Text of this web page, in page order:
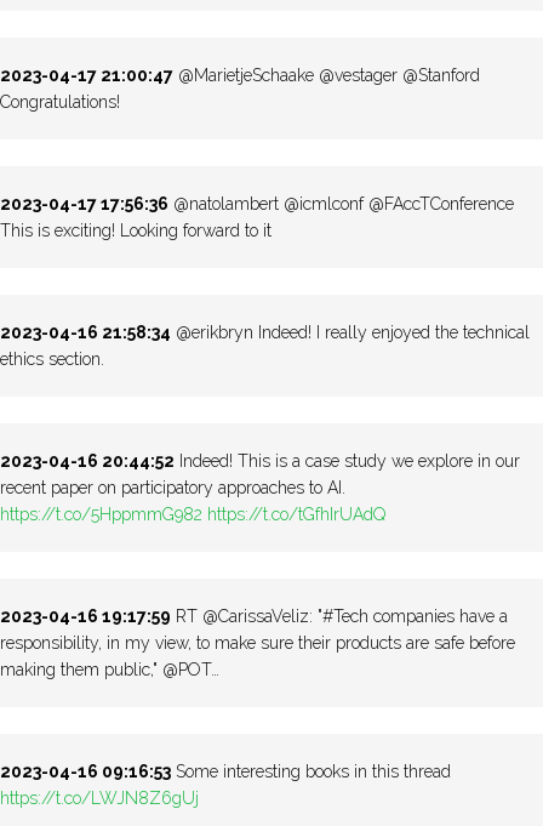
2023-04-17 21:00:47 @MarietjeSchaake @vestager @Stanford
Congratulations!
2023-04-17 17:56:36 @natolambert @icmlconf @FAccTConference
This is exciting! Looking forward to it
2023-04-16 21:58:34 @erikbryn Indeed! I really enjoyed the technical
ethics section.
2023-04-16 20:44:52 Indeed! This is a case study we explore in our
recent paper on participatory approaches to AI.
https://t.co/5HppmmG982 https://t.co/tGfhIrUAdQ
2023-04-16 19:17:59 RT @CarissaVeliz: "#Tech companies have a
responsibility, in my view, to make sure their products are safe before
making them public," @POT…
2023-04-16 09:16:53 Some interesting books in this thread
https://t.co/LWJN8Z6gUj